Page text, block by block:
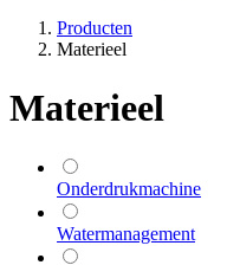
Producten
Materieel
Materieel
Onderdrukmachine
Watermanagement